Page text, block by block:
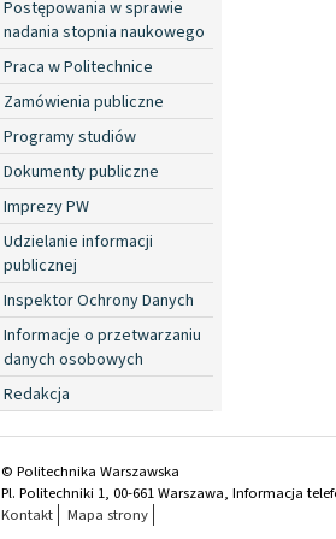
Postępowania w sprawie
nadania stopnia naukowego
Praca w Politechnice
Zamówienia publiczne
Programy studiów
Dokumenty publiczne
Imprezy PW
Udzielanie informacji
publicznej
Inspektor Ochrony Danych
Informacje o przetwarzaniu
danych osobowych
Redakcja
© Politechnika Warszawska
Pl. Politechniki 1, 00-661 Warszawa, Informacja
Kontakt
Mapa strony